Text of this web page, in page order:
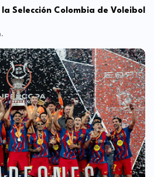
Selección Colombia de Voleibol